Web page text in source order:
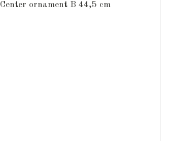
Center ornament B 44,5 cm